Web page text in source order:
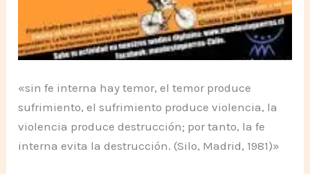
«sin fe interna hay temor, el temor produce
sufrimiento, el sufrimiento produce violencia, la
violencia produce destrucción; por tanto, la fe
interna evita la destrucción. (Silo, Madrid, 1981)»